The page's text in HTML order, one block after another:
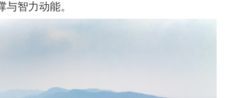
智力动能。